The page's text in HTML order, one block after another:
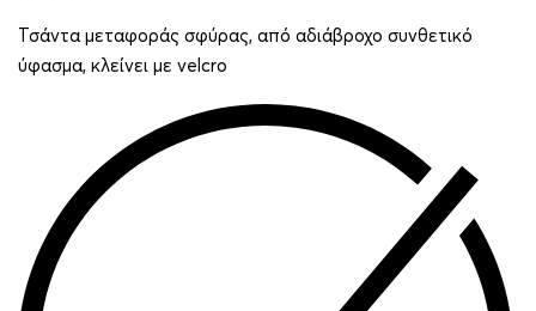
Τσάντα μεταφοράς σφύρας, από αδιάβροχο συνθετικό
ύφασμα, κλείνει με velcro